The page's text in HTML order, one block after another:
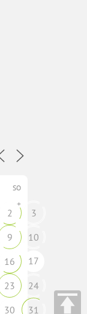
SO
2
+
3
9
10
16
17
23
24
30 31